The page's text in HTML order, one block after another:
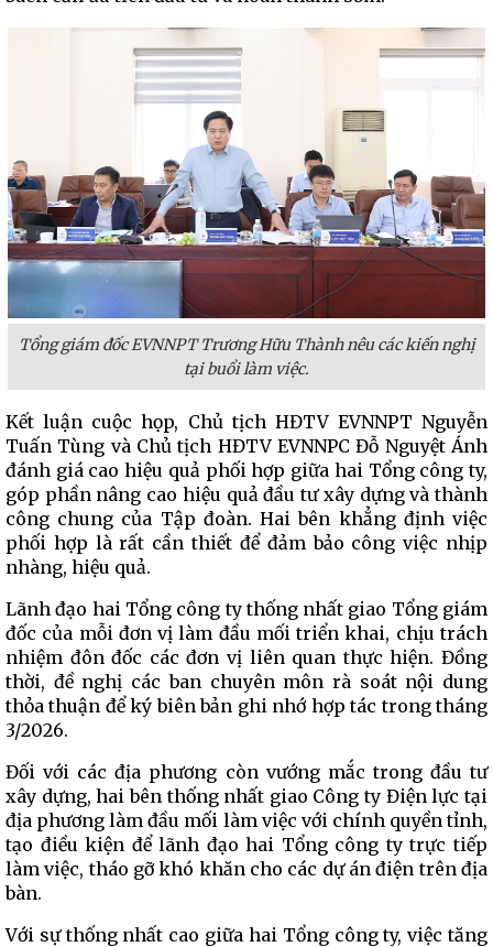
Tổng giám đốc EVNNPT Trương Hữu Thành nêu các kiến nghị
tại buổi làm việc.
Kết luận cuộc họp, Chủ tịch HĐTV EVNNPT Nguyễn
Tuấn Tùng và Chủ tịch HĐTV EVNNPC Đỗ Nguyệt Ánh
đánh giá cao hiệu quả phối hợp giữa hai Tổng công ty,
góp phần nâng cao hiệu quả đầu tư xây dựng và thành
công chung của Tập đoàn. Hai bên khẳng định việc
phối hợp là rất cần thiết để đảm bảo công việc nhịp
nhàng, hiệu quả.
Lãnh đạo hai Tổng công ty thống nhất giao Tổng giám
đốc của mỗi đơn vị làm đầu mối triển khai, chịu trách
nhiệm đôn đốc các đơn vị liên quan thực hiện. Đồng
thời, đề nghị các ban chuyên môn rà soát nội dung
thỏa thuận để ký biên bản ghi nhớ hợp tác trong tháng
3/2026.
Đối với các địa phương còn vướng mắc trong đầu tư
xây dựng, hai bên thống nhất giao Công ty Điện lực tại
địa phương làm đầu mối làm việc với chính quyền tỉnh,
tạo điều kiện để lãnh đạo hai Tổng công ty trực tiếp
làm việc, tháo gỡ khó khăn cho các dự án điện trên địa
bàn.
Với sự thống nhất cao giữa hai Tổng công ty, việc tăng